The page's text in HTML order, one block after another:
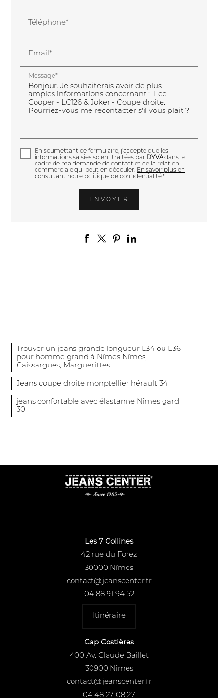
Téléphone*
Email*
Message*
En soumettant ce formulaire, j'accepte que les
informations saisies soient traitées par DYVAdans le
cadre de ma demande de contact et de la relation
commerciale qui peut en découler. En savoir plus en
consultant notre politique de confidentialité.*
Trouver un jeans grande longueur L34 ou L36
pour homme grand à Nîmes Nîmes,
Caissargues, Marguerittes
Jeans coupe droite monptellier hérault 34
jeans confortable avec élastanne Nîmes gard
30
Les 7 Collines
42 rue du Forez
30000 Nîmes
contact@jeanscenter.fr
04 88 91 94 52
Itinéraire
Cap Costières
400 Av. Claude Baillet
30900 Nîmes
contact@jeanscenter.fr
04 48 27 08 27